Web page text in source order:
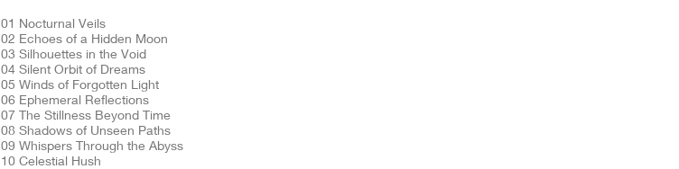
01 Nocturnal Veils
02 Echoes of a Hidden Moon
03 Silhouettes in the Void
04 Silent Orbit of Dreams
05 Winds of Forgotten Light
06 Ephemeral Reflections
07 The Stillness Beyond Time
08 Shadows of Unseen Paths
09 Whispers Through the Abyss
10 Celestial Hush